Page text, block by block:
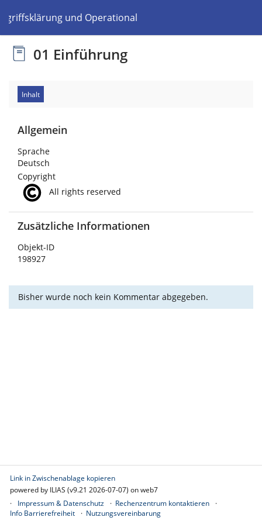
und Operationalisierung
01 Einführung
Inhalt
Allgemein
Sprache
Deutsch
Copyright
All rights reserved
Zusätzliche Informationen
Objekt-ID
198927
Bisher wurde noch kein Kommentar abgegeben.
Link in Zwischenablage kopieren
powered by ILIAS (v9.21 2026-07-07) on web7
Impressum & Datenschutz
Rechenzentrum kontaktieren
Info Barrierefreiheit
Nutzungsvereinbarung